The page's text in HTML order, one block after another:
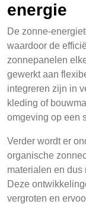
energie
De zonne-
waardoor de
zonnepanelen
gewerkt aan
integreren zijn in
kleding of
omgeving op een
Verder wordt er
organische
materialen en
Deze
vergroten en